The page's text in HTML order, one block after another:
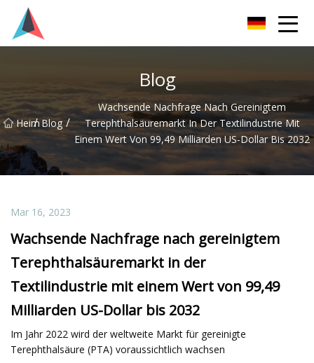
Blog
Heim
/ Blog /
Wachsende Nachfrage Nach Gereinigtem
Terephthalsäuremarkt In Der Textilindustrie Mit
Einem Wert Von 99,49 Milliarden US-Dollar Bis 2032
Mar 16, 2023
Wachsende Nachfrage nach gereinigtem
Terephthalsäuremarkt in der
Textilindustrie mit einem Wert von 99,49
Milliarden US-Dollar bis 2032
Im Jahr 2022 wird der weltweite Markt für gereinigte
Terephthalsäure (PTA) voraussichtlich wachsen